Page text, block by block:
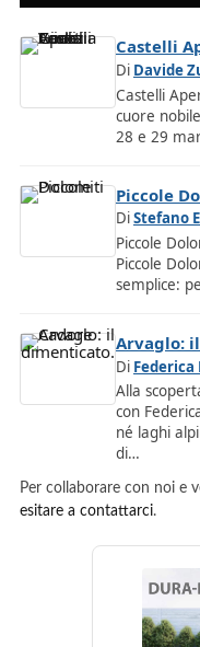
Castelli
Di Davide
Castelli
cuore
28 e 29
Piccole
DiStefano
Piccole
Piccole
semplice:
Arvaglo:
Di Federica
Alla
con
né laghi
di…
Per collaborare con noi e
esitare a contattarci.